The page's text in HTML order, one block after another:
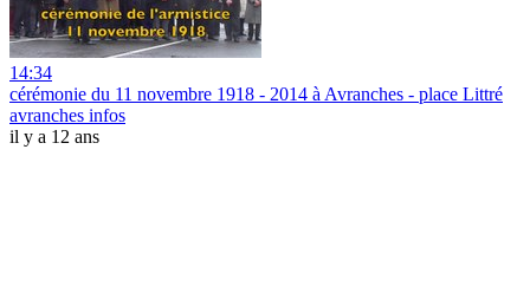
14:34
cérémonie du 11 novembre 1918 - 2014 à Avranches - place Littré
avranches infos
il y a 12 ans